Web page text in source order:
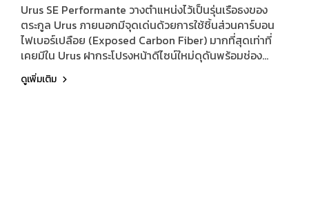
Urus SE Performante วางตำแหน่งไว้เป็นรุ่นเรือธงของ
ตระกูล Urus ภายนอกมีจุดเด่นด้วยการใช้ชิ้นส่วนคาร์บอน
ไฟเบอร์เปลือย (Exposed Carbon Fiber) มากที่สุดเท่าที่
เคยมีใน Urus ฝากระโปรงหน้าดีไซน์ใหม่ดุดันพร้อมช่อง
ระบายอากาศคู่ กันชนหน้ามาพร้อมสปลิตเตอร์และช่องรับ
อากาศใหญ่ขึ้น ซุ้มล้อคาร์บอนฯ ล้อขนาด 23 นิ้ว ได้ลายใหม่
ดูเพิ่มเติม